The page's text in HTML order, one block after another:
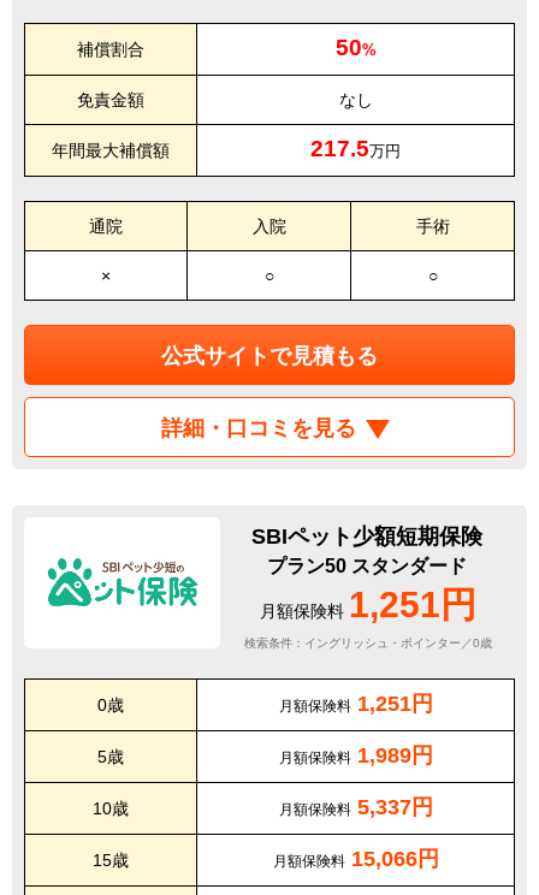
補償割合 50%
免責金額 なし
年間最大補償額 217.5万円
通院 入院 手術
× ○ ○
公式サイトで見積もる
詳細・口コミを見る
SBIペット少額短期保険
プラン50 スタンダード
月額保険料 1,251円
検索条件：イングリッシュ・ポインター／0歳
0歳 月額保険料 1,251円
5歳 月額保険料 1,989円
10歳 月額保険料 5,337円
15歳 月額保険料 15,066円